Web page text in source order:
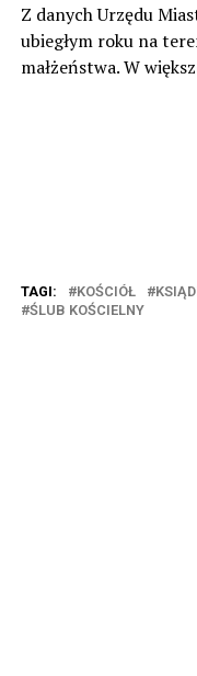
Z danych Urzędu
ubiegłym roku na
małżeństwa. W
TAGI: KOŚCIÓŁ
ŚLUB KOŚCIELNY